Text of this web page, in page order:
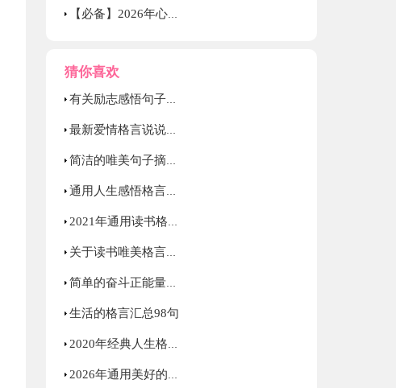
【必备】2026年心情的语录汇编35句
猜你喜欢
有关励志感悟句子汇编59条
最新爱情格言说说汇总（通用70句）
简洁的唯美句子摘录89句
通用人生感悟格言集合84句
2021年通用读书格言合集79条
关于读书唯美格言语录汇总100句精选
简单的奋斗正能量句子合集35条
生活的格言汇总98句
2020年经典人生格言警句汇总79条
2026年通用美好的早安朋友圈祝福语38条